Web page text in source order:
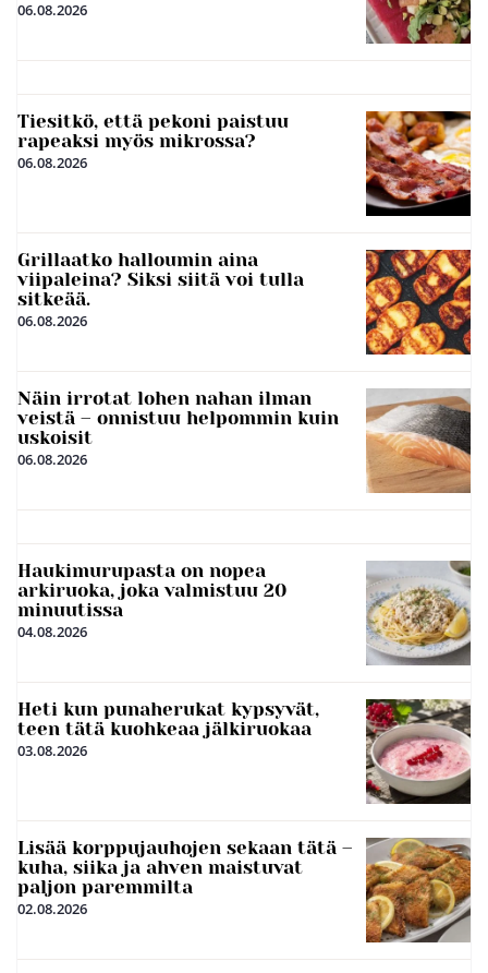
06.08.2026
Tiesitkö, että pekoni paistuu
rapeaksi myös mikrossa?
06.08.2026
Grillaatko halloumin aina
viipaleina? Siksi siitä voi tulla
sitkeää.
06.08.2026
Näin irrotat lohen nahan ilman
veistä – onnistuu helpommin kuin
uskoisit
06.08.2026
Haukimurupasta on nopea
arkiruoka, joka valmistuu 20
minuutissa
04.08.2026
Heti kun punaherukat kypsyvät,
teen tätä kuohkeaa jälkiruokaa
03.08.2026
Lisää korppujauhojen sekaan tätä –
kuha, siika ja ahven maistuvat
paljon paremmilta
02.08.2026